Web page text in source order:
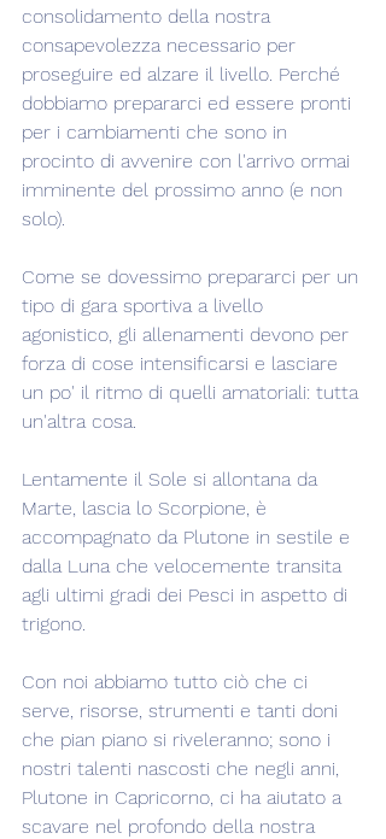
consolidamento della nostra
consapevolezza necessario per
proseguire ed alzare il livello. Perché
dobbiamo prepararci ed essere pronti
per i cambiamenti che sono in
procinto di avvenire con l'arrivo ormai
imminente del prossimo anno (e non
solo).
Come se dovessimo prepararci per un
tipo di gara sportiva a livello
agonistico, gli allenamenti devono per
forza di cose intensificarsi e lasciare
un po' il ritmo di quelli amatoriali: tutta
un'altra cosa.
Lentamente il Sole si allontana da
Marte, lascia lo Scorpione, è
accompagnato da Plutone in sestile e
dalla Luna che velocemente transita
agli ultimi gradi dei Pesci in aspetto di
trigono.
Con noi abbiamo tutto ciò che ci
serve, risorse, strumenti e tanti doni
che pian piano si riveleranno; sono i
nostri talenti nascosti che negli anni,
Plutone in Capricorno, ci ha aiutato a
scavare nel profondo della nostra